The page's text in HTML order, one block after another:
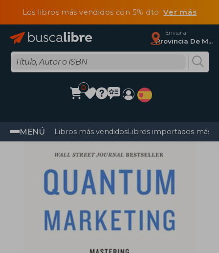
Los libros más vendidos con 5% dtoVer más
Enviar a
Provincia De Madrid
0
MENÚ Libros más vendidosLibros importados más